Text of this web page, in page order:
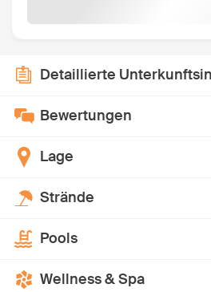
Detaillierte
Bewertungen
Lage
Strände
Pools
Wellness & Spa